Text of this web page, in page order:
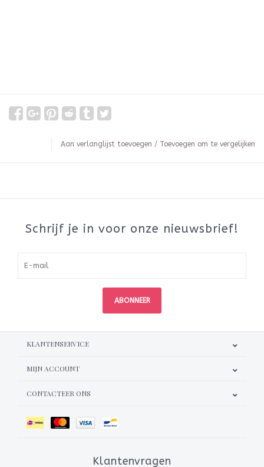
Aan verlanglijst toevoegen / Toevoegen om te vergelijken
Schrijf je in voor onze nieuwsbrief!
ABONNEER
KLANTENSERVICE
MIJN ACCOUNT
CONTACTEER ONS
Klantenvragen